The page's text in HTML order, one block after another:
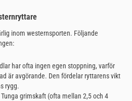
inom westernsporten. Följande
har ofta ingen egen stoppning, varför
är avgörande. Den fördelar ryttarens vikt
rygg.
Tunga grimskaft (ofta mellan 2,5 och 4